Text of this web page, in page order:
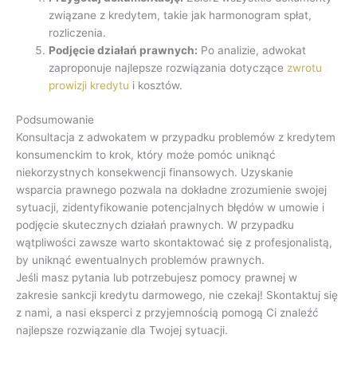
związane z kredytem, takie jak harmonogram spłat,
rozliczenia.
Podjęcie działań prawnych: Po analizie, adwokat
zaproponuje najlepsze rozwiązania dotyczącezwrotu
prowizji kredytu i kosztów.
Podsumowanie
Konsultacja z adwokatem w przypadku problemów z kredytem
konsumenckim to krok, który może pomóc uniknąć
niekorzystnych konsekwencji finansowych. Uzyskanie
wsparcia prawnego pozwala na dokładne zrozumienie swojej
sytuacji, zidentyfikowanie potencjalnych błędów w umowie i
podjęcie skutecznych działań prawnych. W przypadku
wątpliwości zawsze warto skontaktować się z profesjonalistą,
by uniknąć ewentualnych problemów prawnych.
Jeśli masz pytania lub potrzebujesz pomocy prawnej w
zakresie sankcji kredytu darmowego, nie czekaj! Skontaktuj się
z nami, a nasi eksperci z przyjemnością pomogą Ci znaleźć
najlepsze rozwiązanie dla Twojej sytuacji.